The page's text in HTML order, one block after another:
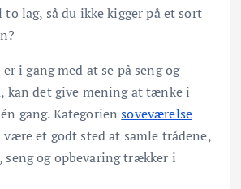
lag, så du ikke kigger på et sort
i gang med at se på seng og
kan det give mening at tænke i
gang. Kategoriensoveværelse
et godt sted at samle trådene,
og opbevaring trækker i